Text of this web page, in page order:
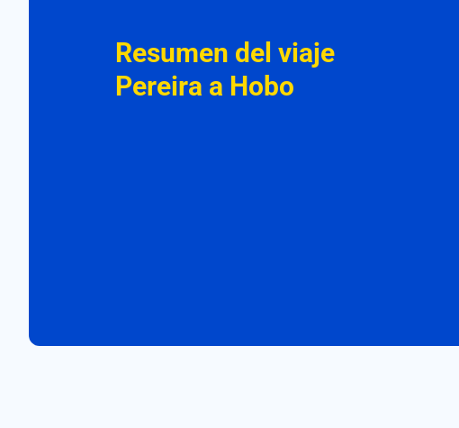
Resumen del viaje
Pereira a Hobo